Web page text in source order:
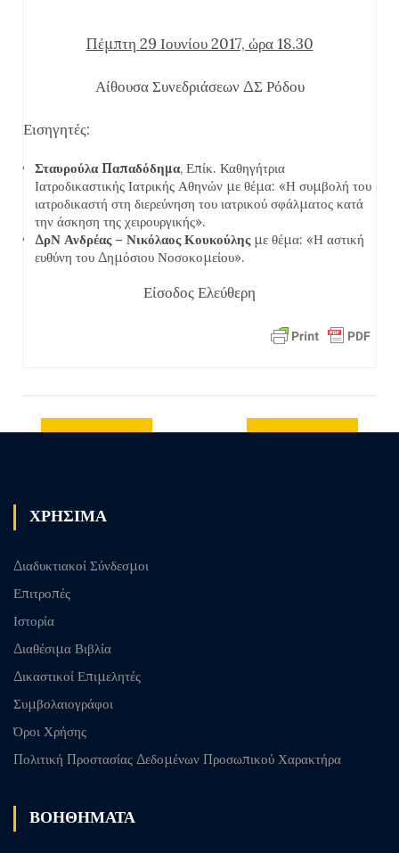
Πέμπτη 29 Ιουνίου 2017, ώρα 18.30
Αίθουσα Συνεδριάσεων ΔΣ Ρόδου
Εισηγητές:
Σταυρούλα Παπαδόδημα, Επίκ. Καθηγήτρια
Ιατροδικαστικής Ιατρικής Αθηνών με θέμα: «Η συμβολή του
ιατροδικαστή στη διερεύνηση του ιατρικού σφάλματος κατά
την άσκηση της χειρουργικής».
ΔρΝ Ανδρέας – Νικόλαος Κουκούλης με θέμα: «Η αστική
ευθύνη του Δημόσιου Νοσοκομείου».
Είσοδος Ελεύθερη
ΧΡΗΣΙΜΑ
Διαδυκτιακοί Σύνδεσμοι
Επιτροπές
Ιστορία
Διαθέσιμα Βιβλία
Δικαστικοί Επιμελητές
Συμβολαιογράφοι
Όροι Χρήσης
Πολιτική Προστασίας Δεδομένων Προσωπικού Χαρακτήρα
ΒΟΗΘΗΜΑΤΑ